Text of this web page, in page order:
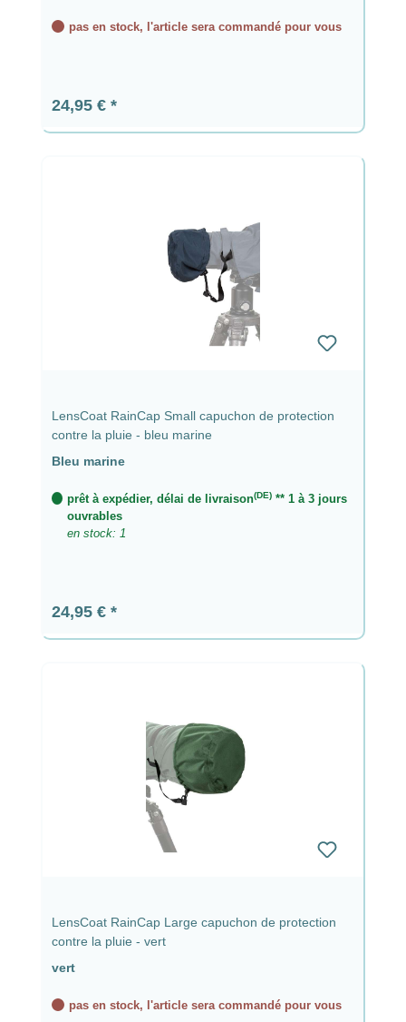
pas en stock, l'article sera commandé pour vous
Prix régulier :
24,95 €
LensCoat RainCap Small capuchon de protection
contre la pluie - bleu marine
Bleu marine
prêt à expédier, délai de livraison(DE)** 1 à 3 jours
ouvrables
en stock: 1
Prix régulier :
24,95 €
LensCoat RainCap Large capuchon de protection
contre la pluie - vert
vert
pas en stock, l'article sera commandé pour vous